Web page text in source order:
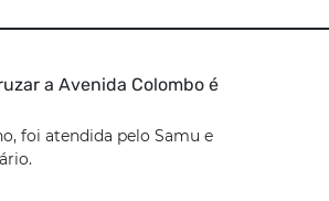
a Avenida Colombo é
foi atendida pelo Samu e